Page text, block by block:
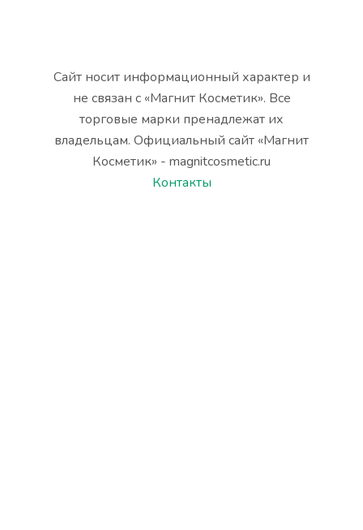
Сайт носит информационный характер и
не связан с «Магнит Косметик». Все
торговые марки пренадлежат их
владельцам. Официальный сайт «Магнит
Косметик» - magnitcosmetic.ru
Контакты